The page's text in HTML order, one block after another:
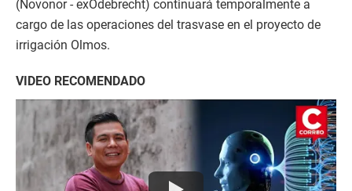
(Novonor - exOdebrecht) continuará temporalmente a
cargo de las operaciones del trasvase en el proyecto de
irrigación Olmos.
VIDEO RECOMENDADO